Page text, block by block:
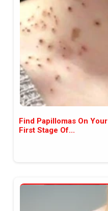
аудитория,
прозрачност
наша
новините
пълния
Find Papillomas On
First Stage Of...